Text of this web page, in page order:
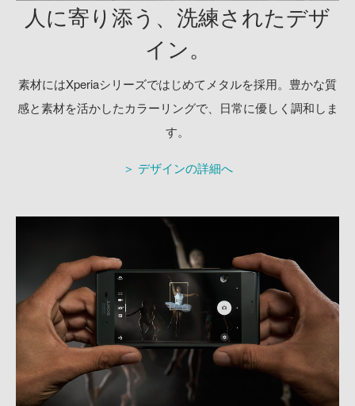
人に寄り添う、洗練されたデザ
イン。
素材にはXperiaシリーズではじめてメタルを採用。 豊かな質
感と素材を活かしたカラーリングで、日常に優しく調和しま
す。
＞ デザインの詳細へ